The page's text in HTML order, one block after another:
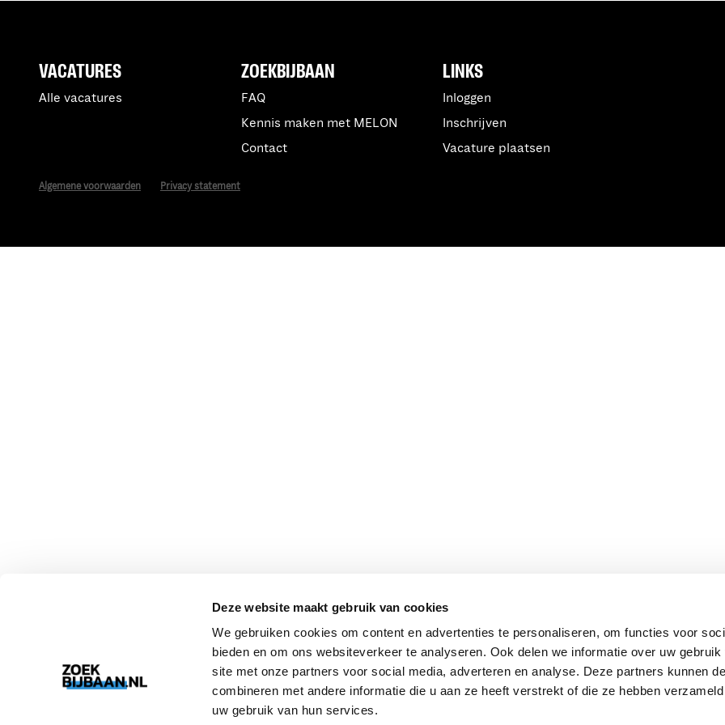
Deze website maakt gebruik van cookies
We gebruiken cookies om content en advertenties te personaliseren, om functies voor
bieden en om ons websiteverkeer te analyseren. Ook delen we informatie over uw gebruik
site met onze partners voor social media, adverteren en analyse. Deze partners kunnen
combineren met andere informatie die u aan ze heeft verstrekt of die ze hebben
uw gebruik van hun services.
LINKS
Inloggen
Inschrijven
Vacature plaatsen
ZOEKBIJBAAN
FAQ
Kennis maken met MELON
Contact
VACATURES
Alle vacatures
Algemene voorwaarden Privacy statement